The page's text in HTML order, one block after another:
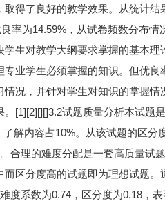
得了良好的教学效果。从统计
率为14.59%，从试卷频数分布
学生对教学大纲要求掌握的基本
专业学生必须掌握的知识。但优
情况，并针对学生对知识的掌握
[1][2][][]3.2试题质量分析本试题
解内容占10%。从该试题的区
合理的难度分配是一套高质量试
区分度高的试题即为理想试题
度系数为0.74，区分度为0.18，